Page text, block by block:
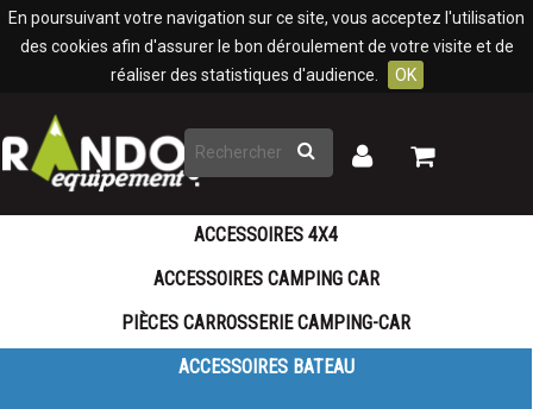
En poursuivant votre navigation sur ce site, vous acceptez l'utilisation
des cookies afin d'assurer le bon déroulement de votre visite et de
réaliser des statistiques d'audience.
OK
Rechercher
Mon
Mon
ACCESSOIRES 4X4
ACCESSOIRES CAMPING CAR
PIÈCES CARROSSERIE CAMPING-CAR
ACCESSOIRES BATEAU
Panneau de gestion des cookies